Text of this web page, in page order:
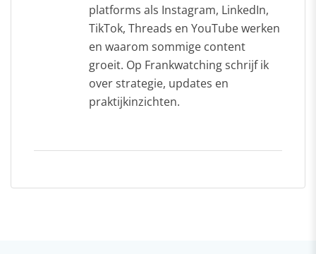
platforms als Instagram, LinkedIn,
TikTok, Threads en YouTube werken
en waarom sommige content
groeit. Op Frankwatching schrijf ik
over strategie, updates en
praktijkinzichten.